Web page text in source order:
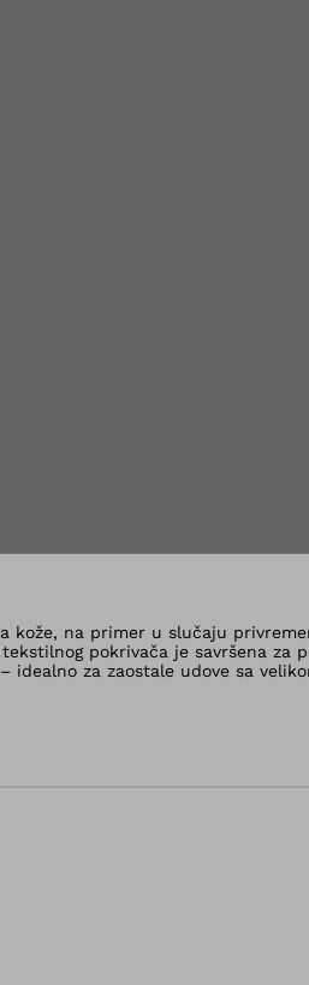
na primer u slučaju
pokrivača je savršena za
za zaostale udove sa